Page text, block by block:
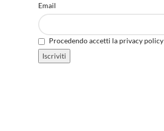
Email
Procedendo accetti la privacy policy